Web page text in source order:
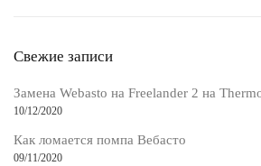
Свежие записи
Замена Webasto на Freelander 2 на
10/12/2020
Как ломается помпа Вебасто
09/11/2020